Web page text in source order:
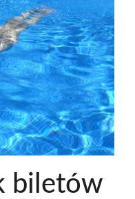
biletów